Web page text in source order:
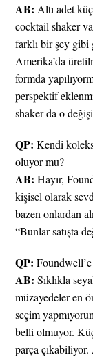
AB: Altı adet
cocktail shaker
farklı bir şey gibi
Amerika’da
formda
perspektif
shaker da o
QP: Kendi
oluyor mu?
AB: Hayır,
kişisel olarak
bazen onlardan
“Bunlar satışta
QP:
AB: Sıklıkla
müzayedeler en
seçim
belli olmuyor.
parça